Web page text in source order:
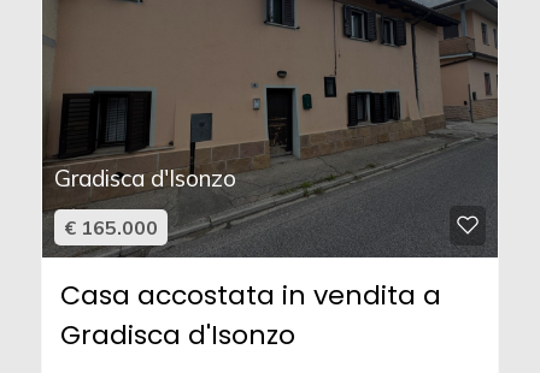
Gradisca d'Isonzo
€ 165.000
Casa accostata in vendita a
Gradisca d'Isonzo